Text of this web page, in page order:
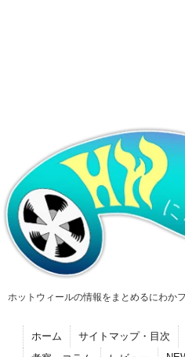
ホットウィールの情報をまとめるにわか
ホーム サイトマップ・目次